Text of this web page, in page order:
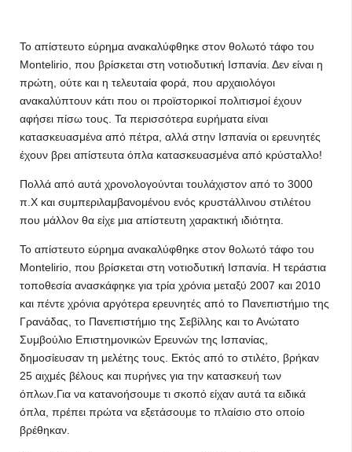
Το απίστευτο εύρημα ανακαλύφθηκε στον θολωτό τάφο του
Montelirio, που βρίσκεται στη νοτιοδυτική Ισπανία. Δεν είναι η
πρώτη, ούτε και η τελευταία φορά, που αρχαιολόγοι
ανακαλύπτουν κάτι που οι προϊστορικοί πολιτισμοί έχουν
αφήσει πίσω τους. Τα περισσότερα ευρήματα είναι
κατασκευασμένα από πέτρα, αλλά στην Ισπανία οι ερευνητές
έχουν βρει απίστευτα όπλα κατασκευασμένα από κρύσταλλο!
Πολλά από αυτά χρονολογούνται τουλάχιστον από το 3000
π.Χ και συμπεριλαμβανομένου ενός κρυστάλλινου στιλέτου
που μάλλον θα είχε μια απίστευτη χαρακτική ιδιότητα.
Το απίστευτο εύρημα ανακαλύφθηκε στον θολωτό τάφο του
Montelirio, που βρίσκεται στη νοτιοδυτική Ισπανία. Η τεράστια
τοποθεσία ανασκάφηκε για τρία χρόνια μεταξύ 2007 και 2010
και πέντε χρόνια αργότερα ερευνητές από το Πανεπιστήμιο της
Γρανάδας, το Πανεπιστήμιο της Σεβίλλης και το Ανώτατο
Συμβούλιο Επιστημονικών Ερευνών της Ισπανίας,
δημοσίευσαν τη μελέτης τους. Εκτός από το στιλέτο, βρήκαν
25 αιχμές βέλους και πυρήνες για την κατασκευή των
όπλων.Για να κατανοήσουμε τι σκοπό είχαν αυτά τα ειδικά
όπλα, πρέπει πρώτα να εξετάσουμε το πλαίσιο στο οποίο
βρέθηκαν.